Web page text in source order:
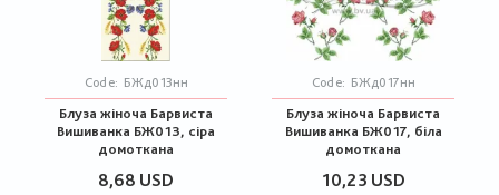
Code: БЖд013нн
Блуза жіноча Барвиста
Вишиванка БЖ013, сіра
домоткана
8,68 USD
Code: БЖд017нн
Блуза жіноча Барвиста
Вишиванка БЖ017, біла
домоткана
10,23 USD